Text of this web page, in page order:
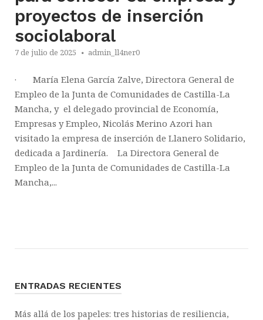
proyectos de inserción
sociolaboral
7 de julio de 2025 admin_ll4ner0
· María Elena García Zalve, Directora General de
Empleo de la Junta de Comunidades de Castilla-La
Mancha, y el delegado provincial de Economía,
Empresas y Empleo, Nicolás Merino Azori han
visitado la empresa de inserción de Llanero Solidario,
dedicada a Jardinería. La Directora General de
Empleo de la Junta de Comunidades de Castilla-La
Mancha,...
ENTRADAS RECIENTES
Más allá de los papeles: tres historias de resiliencia,